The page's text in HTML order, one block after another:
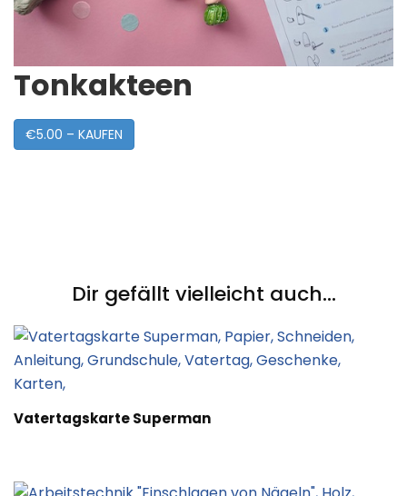
Tonkakteen
€5.00 – KAUFEN
Dir gefällt vielleicht auch...
Vatertagskarte Superman